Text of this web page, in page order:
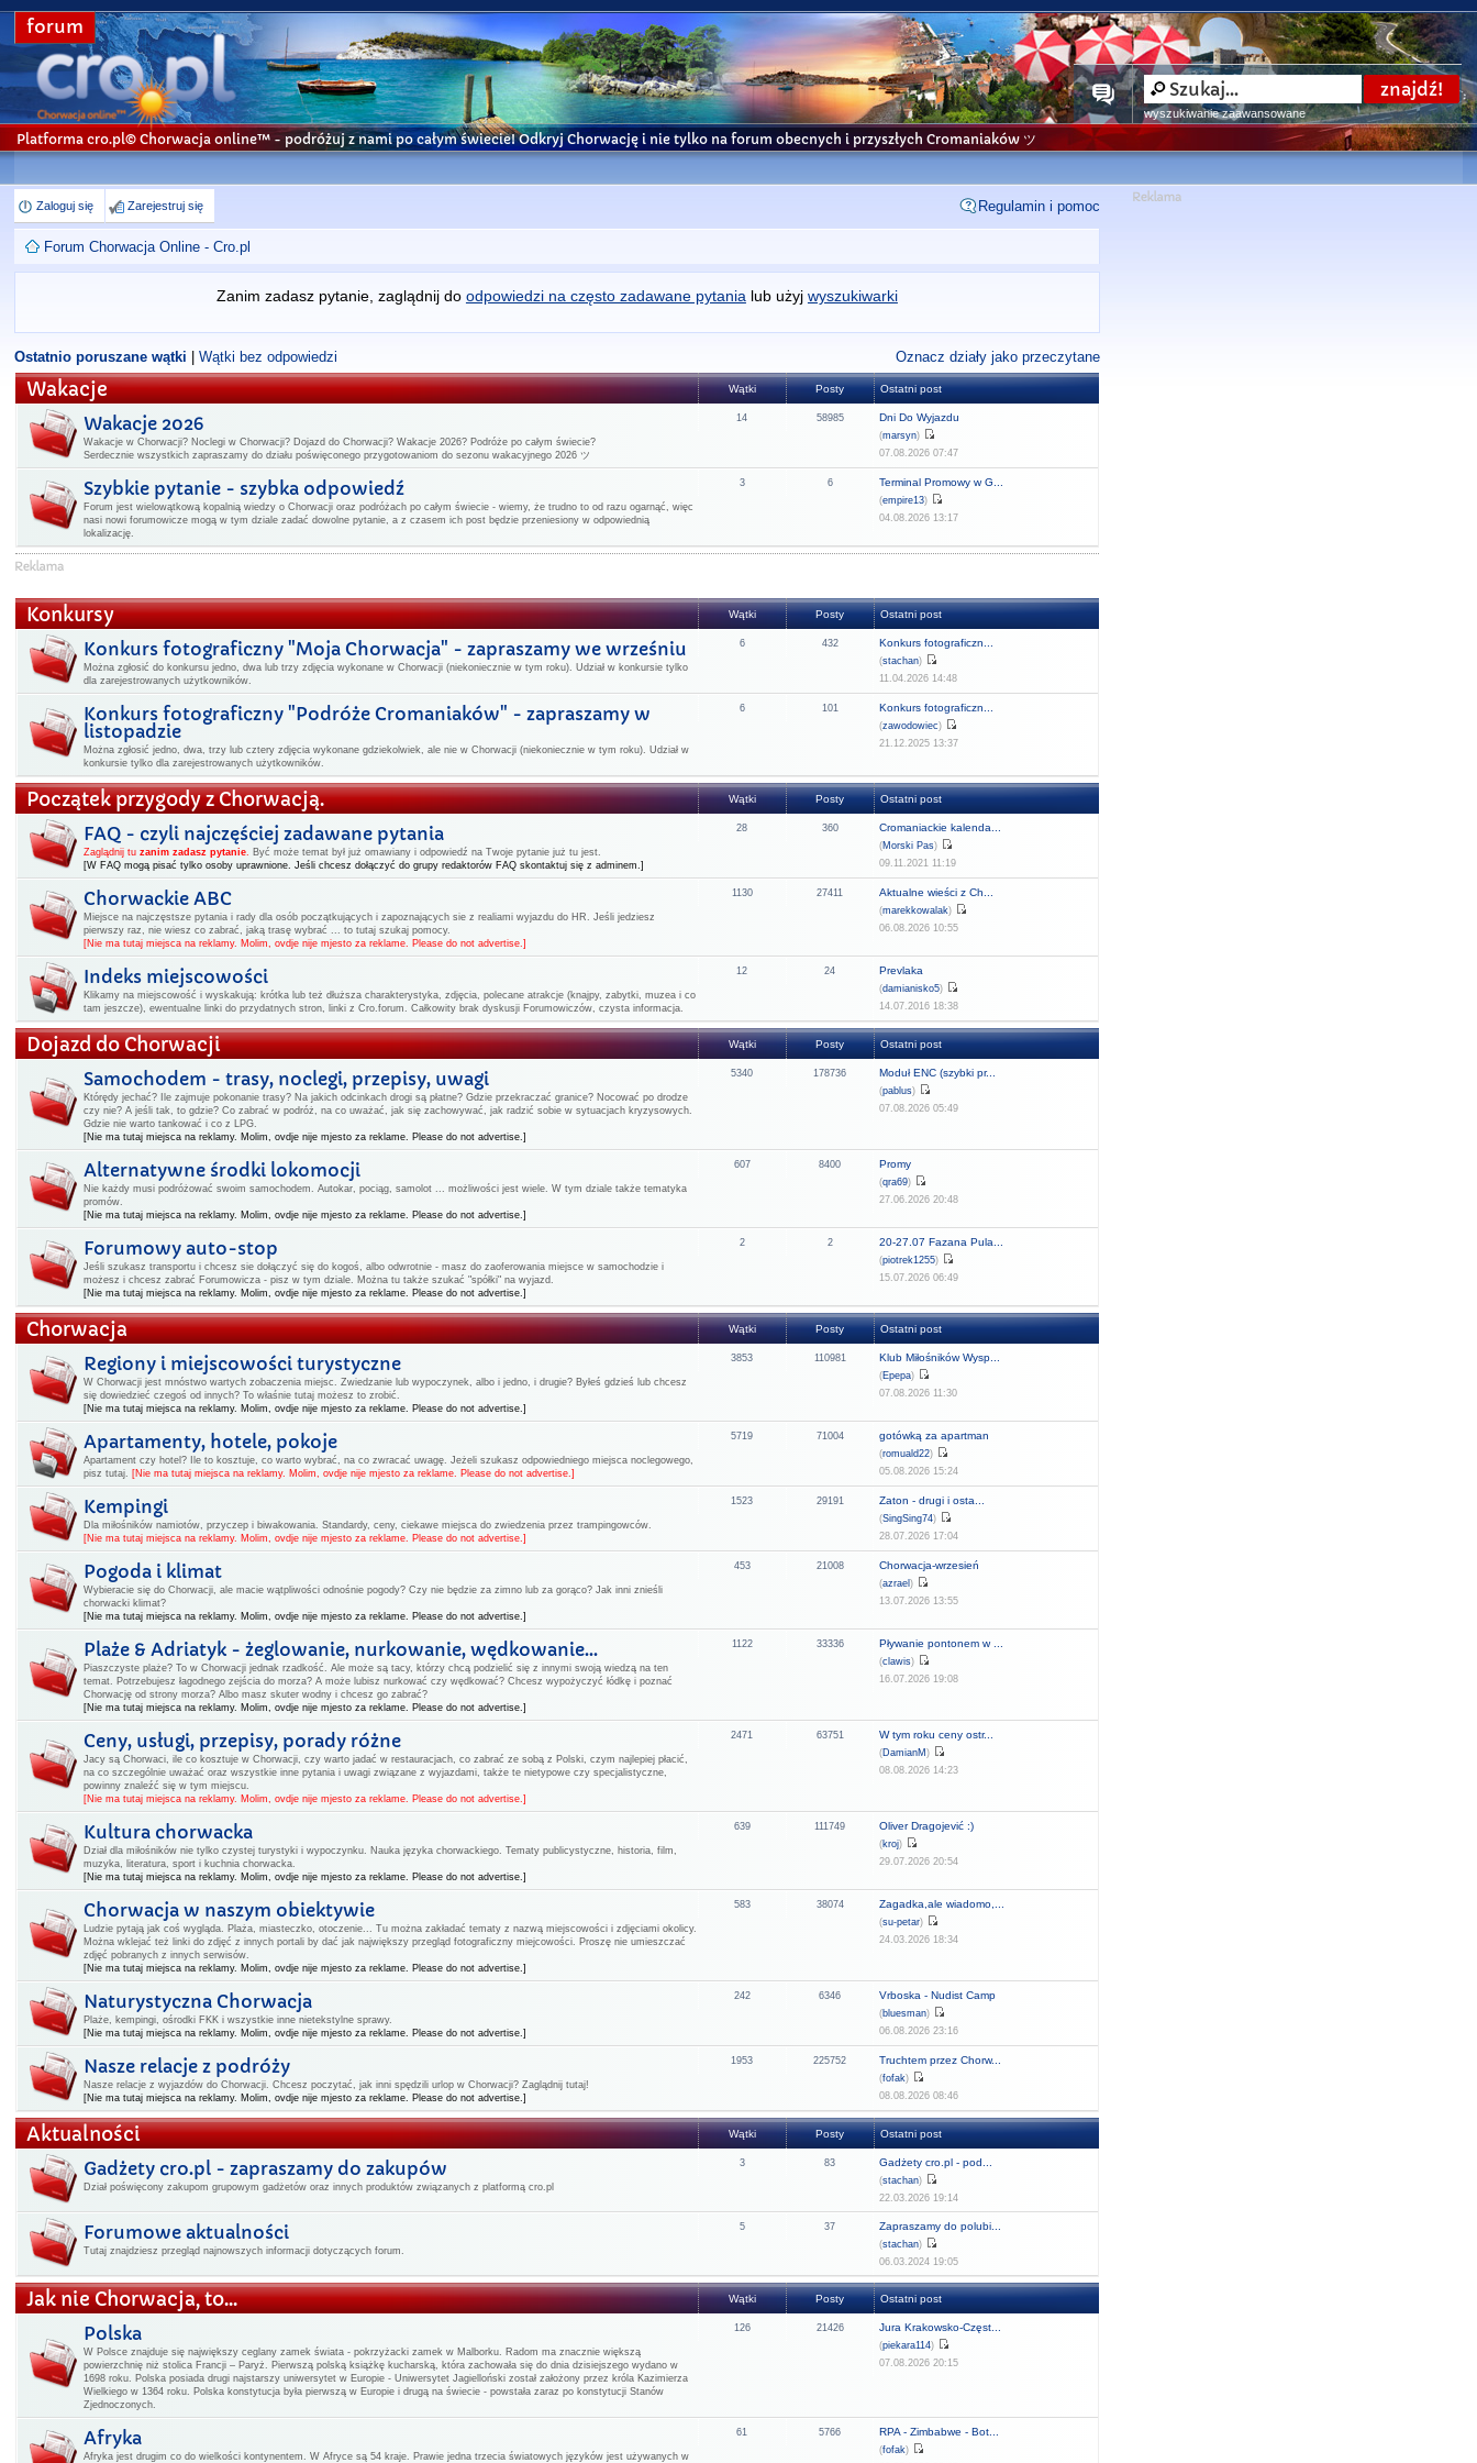
forum
wyszukiwanie zaawansowane
Platforma cro.pl© Chorwacja online™ - podróżuj z nami po całym świecie! Odkryj Chorwację i nie tylko na forum obecnych i przyszłych Cromaniaków ツ
Zaloguj się Zarejestruj się Regulamin i pomoc
Forum Chorwacja Online - Cro.pl
Zanim zadasz pytanie, zaglądnij do odpowiedzi na często zadawane pytania lub użyj wyszukiwarki
Ostatnio poruszane wątki |Wątki bez odpowiedzi Oznacz działy jako przeczytane
Wakacje Wątki Posty Ostatni post
Wakacje 2026
Wakacje w Chorwacji? Noclegi w Chorwacji? Dojazd do Chorwacji? Wakacje 2026? Podróże po całym świecie?
Serdecznie wszystkich zapraszamy do działu poświęconego przygotowaniom do sezonu wakacyjnego 2026 ツ
14 58985 Dni Do Wyjazdu
(marsyn)
07.08.2026 07:47
Szybkie pytanie - szybka odpowiedź
Forum jest wielowątkową kopalnią wiedzy o Chorwacji oraz podróżach po całym świecie - wiemy, że trudno to od razu ogarnąć, więc
nasi nowi forumowicze mogą w tym dziale zadać dowolne pytanie, a z czasem ich post będzie przeniesiony w odpowiednią
lokalizację.
3 6 Terminal Promowy w G...
(empire13)
04.08.2026 13:17
Konkursy Wątki Posty Ostatni post
Konkurs fotograficzny "Moja Chorwacja" - zapraszamy we wrześniu
Można zgłosić do konkursu jedno, dwa lub trzy zdjęcia wykonane w Chorwacji (niekoniecznie w tym roku). Udział w konkursie tylko
dla zarejestrowanych użytkowników.
6 432 Konkurs fotograficzn...
(stachan)
11.04.2026 14:48
Konkurs fotograficzny "Podróże Cromaniaków" - zapraszamy w
listopadzie
Można zgłosić jedno, dwa, trzy lub cztery zdjęcia wykonane gdziekolwiek, ale nie w Chorwacji (niekoniecznie w tym roku). Udział w
konkursie tylko dla zarejestrowanych użytkowników.
6 101 Konkurs fotograficzn...
(zawodowiec)
21.12.2025 13:37
Początek przygody z Chorwacją. Wątki Posty Ostatni post
FAQ - czyli najczęściej zadawane pytania
Zaglądnij tuzanim zadasz pytanie. Być może temat był już omawiany i odpowiedź na Twoje pytanie już tu jest.
[W FAQ mogą pisać tylko osoby uprawnione. Jeśli chcesz dołączyć do grupy redaktorów FAQ skontaktuj się z adminem.]
28 360 Cromaniackie kalenda...
(Morski Pas)
09.11.2021 11:19
Chorwackie ABC
Miejsce na najczęstsze pytania i rady dla osób początkujących i zapoznających sie z realiami wyjazdu do HR. Jeśli jedziesz
pierwszy raz, nie wiesz co zabrać, jaką trasę wybrać ... to tutaj szukaj pomocy.
[Nie ma tutaj miejsca na reklamy. Molim, ovdje nije mjesto za reklame. Please do not advertise.]
1130 27411 Aktualne wieści z Ch...
(marekkowalak)
06.08.2026 10:55
Indeks miejscowości
Klikamy na miejscowość i wyskakują: krótka lub też dłuższa charakterystyka, zdjęcia, polecane atrakcje (knajpy, zabytki, muzea i co
tam jeszcze), ewentualne linki do przydatnych stron, linki z Cro.forum. Całkowity brak dyskusji Forumowiczów, czysta informacja.
12 24 Prevlaka
(damianisko5)
14.07.2016 18:38
Dojazd do Chorwacji Wątki Posty Ostatni post
Samochodem - trasy, noclegi, przepisy, uwagi
Którędy jechać? Ile zajmuje pokonanie trasy? Na jakich odcinkach drogi są płatne? Gdzie przekraczać granice? Nocować po drodze
czy nie? A jeśli tak, to gdzie? Co zabrać w podróż, na co uważać, jak się zachowywać, jak radzić sobie w sytuacjach kryzysowych.
Gdzie nie warto tankować i co z LPG.
[Nie ma tutaj miejsca na reklamy. Molim, ovdje nije mjesto za reklame. Please do not advertise.]
5340 178736 Moduł ENC (szybki pr...
(pablus)
07.08.2026 05:49
Alternatywne środki lokomocji
Nie każdy musi podróżować swoim samochodem. Autokar, pociąg, samolot ... możliwości jest wiele. W tym dziale także tematyka
promów.
[Nie ma tutaj miejsca na reklamy. Molim, ovdje nije mjesto za reklame. Please do not advertise.]
607 8400 Promy
(qra69)
27.06.2026 20:48
Forumowy auto-stop
Jeśli szukasz transportu i chcesz sie dołączyć się do kogoś, albo odwrotnie - masz do zaoferowania miejsce w samochodzie i
możesz i chcesz zabrać Forumowicza - pisz w tym dziale. Można tu także szukać "spółki" na wyjazd.
[Nie ma tutaj miejsca na reklamy. Molim, ovdje nije mjesto za reklame. Please do not advertise.]
2 2 20-27.07 Fazana Pula...
(piotrek1255)
15.07.2026 06:49
Chorwacja Wątki Posty Ostatni post
Regiony i miejscowości turystyczne
W Chorwacji jest mnóstwo wartych zobaczenia miejsc. Zwiedzanie lub wypoczynek, albo i jedno, i drugie? Byłeś gdzieś lub chcesz
się dowiedzieć czegoś od innych? To właśnie tutaj możesz to zrobić.
[Nie ma tutaj miejsca na reklamy. Molim, ovdje nije mjesto za reklame. Please do not advertise.]
3853 110981 Klub Miłośników Wysp...
(Epepa)
07.08.2026 11:30
Apartamenty, hotele, pokoje
Apartament czy hotel? Ile to kosztuje, co warto wybrać, na co zwracać uwagę. Jeżeli szukasz odpowiedniego miejsca noclegowego,
pisz tutaj. [Nie ma tutaj miejsca na reklamy. Molim, ovdje nije mjesto za reklame. Please do not advertise.]
5719 71004 gotówką za apartman
(romuald22)
05.08.2026 15:24
Kempingi
Dla miłośników namiotów, przyczep i biwakowania. Standardy, ceny, ciekawe miejsca do zwiedzenia przez trampingowców.
[Nie ma tutaj miejsca na reklamy. Molim, ovdje nije mjesto za reklame. Please do not advertise.]
1523 29191 Zaton - drugi i osta...
(SingSing74)
28.07.2026 17:04
Pogoda i klimat
Wybieracie się do Chorwacji, ale macie wątpliwości odnośnie pogody? Czy nie będzie za zimno lub za gorąco? Jak inni znieśli
chorwacki klimat?
[Nie ma tutaj miejsca na reklamy. Molim, ovdje nije mjesto za reklame. Please do not advertise.]
453 21008 Chorwacja-wrzesień
(azrael)
13.07.2026 13:55
Plaże & Adriatyk - żeglowanie, nurkowanie, wędkowanie...
Piaszczyste plaże? To w Chorwacji jednak rzadkość. Ale może są tacy, którzy chcą podzielić się z innymi swoją wiedzą na ten
temat. Potrzebujesz łagodnego zejścia do morza? A może lubisz nurkować czy wędkować? Chcesz wypożyczyć łódkę i poznać
Chorwację od strony morza? Albo masz skuter wodny i chcesz go zabrać?
[Nie ma tutaj miejsca na reklamy. Molim, ovdje nije mjesto za reklame. Please do not advertise.]
1122 33336 Pływanie pontonem w ...
(clawis)
16.07.2026 19:08
Ceny, usługi, przepisy, porady różne
Jacy są Chorwaci, ile co kosztuje w Chorwacji, czy warto jadać w restauracjach, co zabrać ze sobą z Polski, czym najlepiej płacić,
na co szczególnie uważać oraz wszystkie inne pytania i uwagi związane z wyjazdami, także te nietypowe czy specjalistyczne,
powinny znaleźć się w tym miejscu.
[Nie ma tutaj miejsca na reklamy. Molim, ovdje nije mjesto za reklame. Please do not advertise.]
2471 63751 W tym roku ceny ostr...
(DamianM)
08.08.2026 14:23
Kultura chorwacka
Dział dla miłośników nie tylko czystej turystyki i wypoczynku. Nauka języka chorwackiego. Tematy publicystyczne, historia, film,
muzyka, literatura, sport i kuchnia chorwacka.
[Nie ma tutaj miejsca na reklamy. Molim, ovdje nije mjesto za reklame. Please do not advertise.]
639 111749 Oliver Dragojević :)
(kroj)
29.07.2026 20:54
Chorwacja w naszym obiektywie
Ludzie pytają jak coś wygląda. Plaża, miasteczko, otoczenie... Tu można zakładać tematy z nazwą miejscowości i zdjęciami okolicy.
Można wklejać też linki do zdjęć z innych portali by dać jak największy przegląd fotograficzny miejcowości. Proszę nie umieszczać
zdjęć pobranych z innych serwisów.
[Nie ma tutaj miejsca na reklamy. Molim, ovdje nije mjesto za reklame. Please do not advertise.]
583 38074 Zagadka,ale wiadomo,...
(su-petar)
24.03.2026 18:34
Naturystyczna Chorwacja
Plaże, kempingi, ośrodki FKK i wszystkie inne nietekstylne sprawy.
[Nie ma tutaj miejsca na reklamy. Molim, ovdje nije mjesto za reklame. Please do not advertise.]
242 6346 Vrboska - Nudist Camp
(bluesman)
06.08.2026 23:16
Nasze relacje z podróży
Nasze relacje z wyjazdów do Chorwacji. Chcesz poczytać, jak inni spędzili urlop w Chorwacji? Zaglądnij tutaj!
[Nie ma tutaj miejsca na reklamy. Molim, ovdje nije mjesto za reklame. Please do not advertise.]
1953 225752 Truchtem przez Chorw...
(fofak)
08.08.2026 08:46
Aktualności Wątki Posty Ostatni post
Gadżety cro.pl - zapraszamy do zakupów
Dział poświęcony zakupom grupowym gadżetów oraz innych produktów związanych z platformą cro.pl
3 83 Gadżety cro.pl - pod...
(stachan)
22.03.2026 19:14
Forumowe aktualności
Tutaj znajdziesz przegląd najnowszych informacji dotyczących forum.
5 37 Zapraszamy do polubi...
(stachan)
06.03.2024 19:05
Jak nie Chorwacja, to... Wątki Posty Ostatni post
Polska
W Polsce znajduje się największy ceglany zamek świata - pokrzyżacki zamek w Malborku. Radom ma znacznie większą
powierzchnię niż stolica Francji – Paryż. Pierwszą polską książkę kucharską, która zachowała się do dnia dzisiejszego wydano w
1698 roku. Polska posiada drugi najstarszy uniwersytet w Europie - Uniwersytet Jagielloński został założony przez króla Kazimierza
Wielkiego w 1364 roku. Polska konstytucja była pierwszą w Europie i drugą na świecie - powstała zaraz po konstytucji Stanów
Zjednoczonych.
126 21426 Jura Krakowsko-Częst...
(piekara114)
07.08.2026 20:15
Afryka
Afryka jest drugim co do wielkości kontynentem. W Afryce są 54 kraje. Prawie jedna trzecia światowych języków jest używanych w
61 5766 RPA - Zimbabwe - Bot...
(fofak)